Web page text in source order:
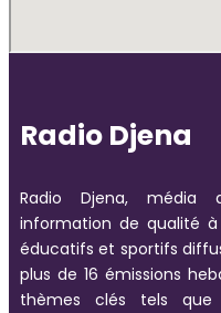
Radio Djena
Radio Djena, média
information de qualité
éducatifs et sportifs
plus de 16 émissions
thèmes clés tels